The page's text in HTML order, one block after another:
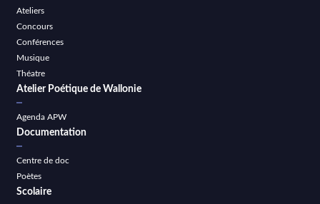
Ateliers
Concours
Conférences
Musique
Théatre
Atelier Poétique de Wallonie
Agenda APW
Documentation
Centre de doc
Poètes
Scolaire